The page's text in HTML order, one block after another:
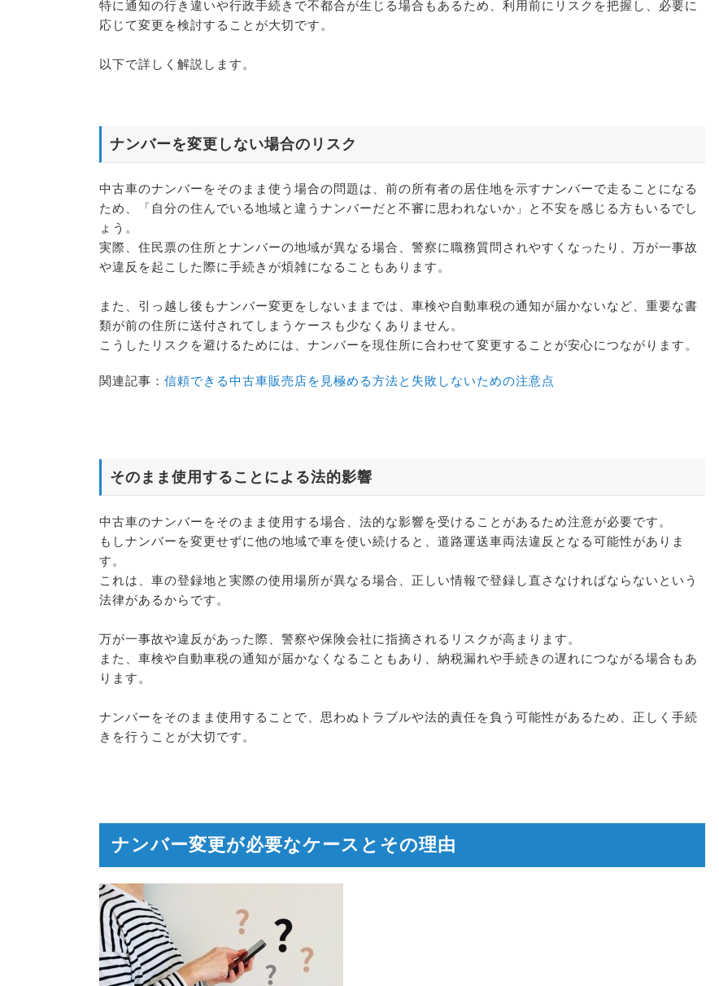
特に通知の行き違いや行政手続きで不都合が生じる場合もあるため、利用前にリスクを把握し、必要に
応じて変更を検討することが大切です。
以下で詳しく解説します。
ナンバーを変更しない場合のリスク
中古車のナンバーをそのまま使う場合の問題は、前の所有者の居住地を示すナンバーで走ることになる
ため、「自分の住んでいる地域と違うナンバーだと不審に思われないか」と不安を感じる方もいるでし
ょう。
実際、住民票の住所とナンバーの地域が異なる場合、警察に職務質問されやすくなったり、万が一事故
や違反を起こした際に手続きが煩雑になることもあります。
また、引っ越し後もナンバー変更をしないままでは、車検や自動車税の通知が届かないなど、重要な書
類が前の住所に送付されてしまうケースも少なくありません。
こうしたリスクを避けるためには、ナンバーを現住所に合わせて変更することが安心につながります。
関連記事： 信頼できる中古車販売店を見極める方法と失敗しないための注意点
そのまま使用することによる法的影響
中古車のナンバーをそのまま使用する場合、法的な影響を受けることがあるため注意が必要です。
もしナンバーを変更せずに他の地域で車を使い続けると、道路運送車両法違反となる可能性がありま
す。
これは、車の登録地と実際の使用場所が異なる場合、正しい情報で登録し直さなければならないという
法律があるからです。
万が一事故や違反があった際、警察や保険会社に指摘されるリスクが高まります。
また、車検や自動車税の通知が届かなくなることもあり、納税漏れや手続きの遅れにつながる場合もあ
ります。
ナンバーをそのまま使用することで、思わぬトラブルや法的責任を負う可能性があるため、正しく手続
きを行うことが大切です。
ナンバー変更が必要なケースとその理由